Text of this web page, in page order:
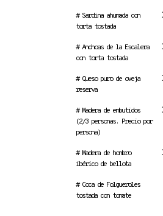
# Sardina ahumada con
torta tostada
# Anchoas de la Escalera
con torta tostada
# Queso puro de oveja
reserva
# Madera de embutidos
(2/3 personas. Precio por
persona)
# Madera de hombro
ibérico de bellota
# Coca de Folgueroles
tostada con tomate